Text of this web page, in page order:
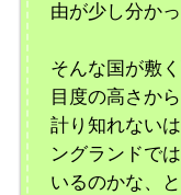
由が少し分か
そんな国が敷
目度の高さか
計り知れない
ングランドで
いるのかな、と